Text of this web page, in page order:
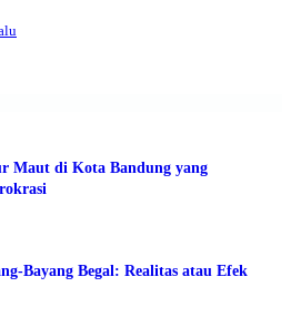
Maut di Kota Bandung yang
Bayang Begal: Realitas atau Efek